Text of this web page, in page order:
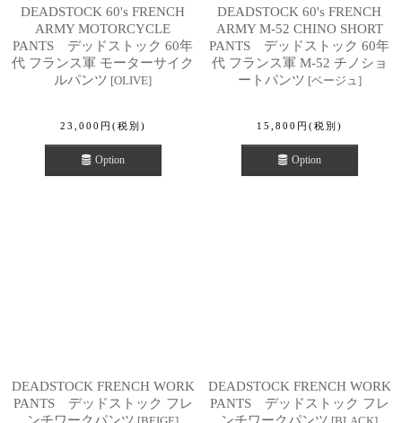
DEADSTOCK 60's FRENCH
ARMY MOTORCYCLE
PANTS デッドストック 60年
代 フランス軍 モーターサイク
ルパンツ [OLIVE]
23,000 円 (税別)
Option
DEADSTOCK 60's FRENCH
ARMY M-52 CHINO SHORT
PANTS デッドストック 60年
代 フランス軍 M-52 チノショ
ートパンツ [ベージュ ]
15,800 円 (税別)
Option
DEADSTOCK FRENCH WORK
PANTS デッドストック フレ
ンチワークパンツ
DEADSTOCK FRENCH WORK
PANTS デッドストック フレ
ンチワークパンツ